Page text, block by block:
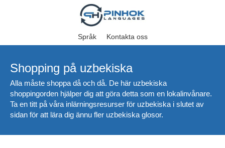
Språk Kontakta oss
Shopping på uzbekiska
Alla måste shoppa då och då. De här uzbekiska
shoppingorden hjälper dig att göra detta som en lokalinvånare.
Ta en titt på våra inlärningsresurser för uzbekiska i slutet av
sidan för att lära dig ännu fler uzbekiska glosor.